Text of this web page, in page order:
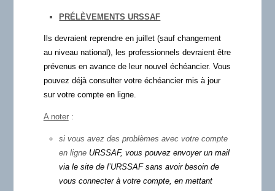
PRÉLÈVEMENTS URSSAF
Ils devraient reprendre en juillet (sauf changement
au niveau national), les professionnels devraient être
prévenus en avance de leur nouvel échéancier. Vous
pouvez déjà consulter votre échéancier mis à jour
sur votre compte en ligne.
A noter:
si vous avez des problèmes avec votre compte
en ligne URSSAF,vous pouvez envoyer un mail
via le site de l’URSSAFsans avoir besoin de
vous connecter à votre compte , en mettant